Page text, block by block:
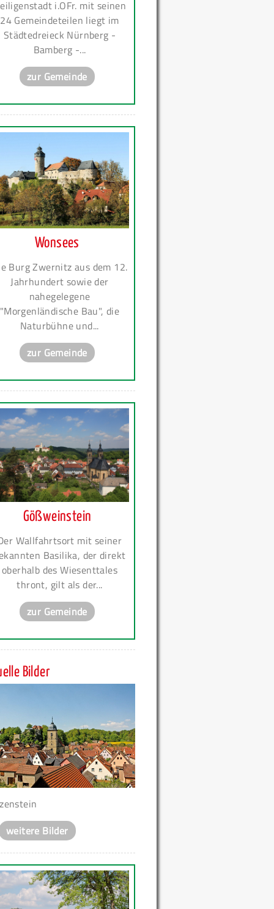
i.OFr. mit seinen
24 Gemeindeteilen liegt im
Städtedreieck Nürnberg -
Bamberg -...
zur Gemeinde
Wonsees
Burg Zwernitz aus dem 12.
Jahrhundert sowie der
nahegelegene
"Morgenländische Bau", die
Naturbühne und...
zur Gemeinde
Gößweinstein
Wallfahrtsort mit seiner
Basilika, der direkt
oberhalb des Wiesenttales
thront, gilt als der...
zur Gemeinde
Bilder
weitere Bilder